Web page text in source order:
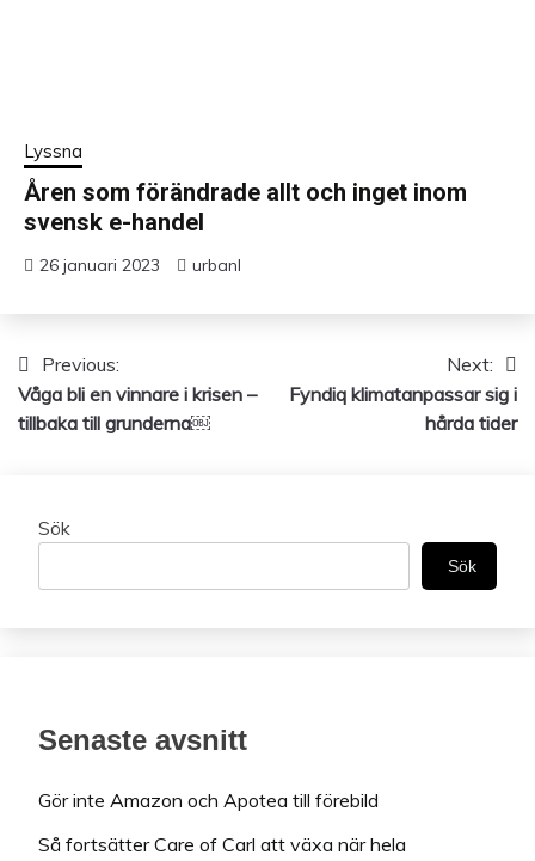
Lyssna
Åren som förändrade allt och inget inom
svensk e-handel
26 januari 2023 urbanl
Inläggsnavigering
Previous:
Våga bli en vinnare i krisen –
tillbaka till grunderna￼
Next:
Fyndiq klimatanpassar sig i
hårda tider
Sök
Sök
Senaste avsnitt
Gör inte Amazon och Apotea till förebild
Så fortsätter Care of Carl att växa när hela